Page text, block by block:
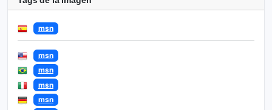
msn
msn
msn
msn
msn